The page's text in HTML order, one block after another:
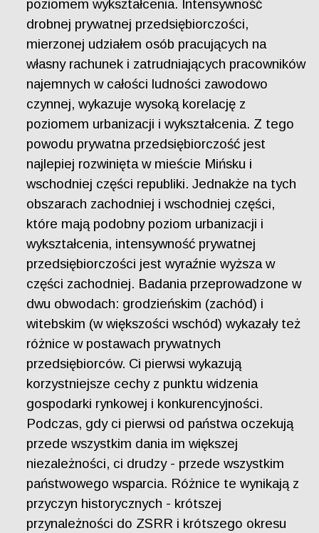
poziomem wykształcenia. Intensywność
drobnej prywatnej przedsiębiorczości,
mierzonej udziałem osób pracujących na
własny rachunek i zatrudniających pracowników
najemnych w całości ludności zawodowo
czynnej, wykazuje wysoką korelację z
poziomem urbanizacji i wykształcenia. Z tego
powodu prywatna przedsiębiorczość jest
najlepiej rozwinięta w mieście Mińsku i
wschodniej części republiki. Jednakże na tych
obszarach zachodniej i wschodniej części,
które mają podobny poziom urbanizacji i
wykształcenia, intensywność prywatnej
przedsiębiorczości jest wyraźnie wyższa w
części zachodniej. Badania przeprowadzone w
dwu obwodach: grodzieńskim (zachód) i
witebskim (w większości wschód) wykazały też
różnice w postawach prywatnych
przedsiębiorców. Ci pierwsi wykazują
korzystniejsze cechy z punktu widzenia
gospodarki rynkowej i konkurencyjności.
Podczas, gdy ci pierwsi od państwa oczekują
przede wszystkim dania im większej
niezależności, ci drudzy - przede wszystkim
państwowego wsparcia. Różnice te wynikają z
przyczyn historycznych - krótszej
przynależności do ZSRR i krótszego okresu